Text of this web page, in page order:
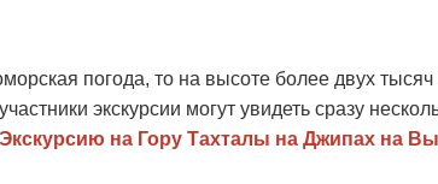
погода, то на высоте более двух тысяч
экскурсии могут увидеть сразу
Экскурсию на Гору Тахталы на Джипах на